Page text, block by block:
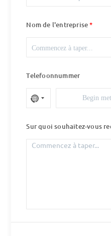
Nom de l'entreprise
Telefoonnummer
Sur quoi souhaitez-vous